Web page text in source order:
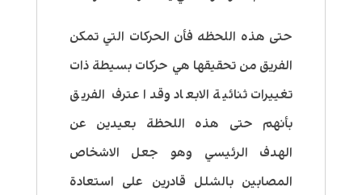
حتى هذه اللحظه فأن الحركات التي تمكن
الفريق من تحقيقها هي حركات بسيطة ذات
تغييرات ثنائية الابعاد وقد اعترف الفريق
بأنهم حتى هذه اللحظة بعيدين عن
الهدف الرئيسي وهو جعل الاشخاص
المصابين بالشلل قادرين على استعادة